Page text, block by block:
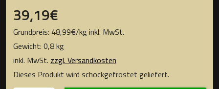
39,19€
Grundpreis: 48,99€/kginkl. MwSt.
Gewicht: 0,8 kg
inkl. MwSt. zzgl. Versandkosten
Dieses Produkt wird schockgefrostet geliefert.